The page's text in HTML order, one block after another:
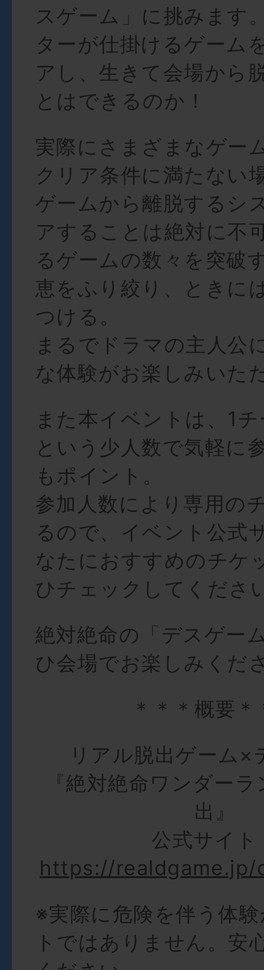
スゲーム」に挑みます
ターが仕掛けるゲーム
アし、生きて会場から
とはできるのか！
実際にさまざまなゲー
クリア条件に満たない
ゲームから離脱するシ
アすることは絶対に不
るゲームの数々を突破
恵をふり絞り、ときに
つける。
まるでドラマの主人公
な体験がお楽しみいた
また本イベントは、1
という少人数で気軽に
もポイント。
参加人数により専用の
るので、イベント公式
なたにおすすめのチケ
ひチェックしてくださ
絶対絶命の「デスゲー
ひ会場でお楽しみくだ
＊＊＊概要＊
リアル脱出ゲーム×
『絶対絶命ワンダー
出』
公式サイト
https://realdgame.jp/
※実際に危険を伴う体
トではありません。安